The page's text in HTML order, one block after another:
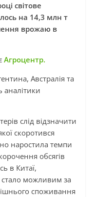
світове
на 14,3 млн т
врожаю в
Агроцентр.
Австралія та
аналітики
слід відзначити
скоротився
наростила темпи
обсягів
в Китаї,
стало можливим за
споживання